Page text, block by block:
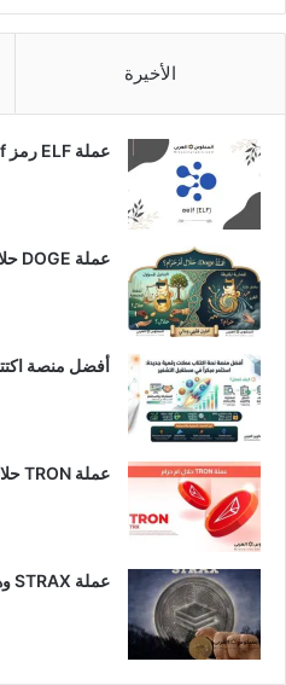
الأخيرة
عملة ELF رمز Aelf ومستقبلها
عملة DOGE حلال ام حرام
أفضل منصة
عملة TRON حلال ام حرام​
عملة STRAX وهل هي استثمارً جيدً